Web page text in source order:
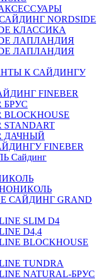
NORDSIDE
КЛАССИКА
ЛАПЛАНДИЯ
ЛАПЛАНДИЯ
К САЙДИНГУ
FINEBER
БРУС
ДАЧНЫЙ
FINEBER
Сайдинг
САЙДИНГ GRAND
SLIM D4
D4,4
BLOCKHOUSE
TUNDRA
NATURAL-БРУС